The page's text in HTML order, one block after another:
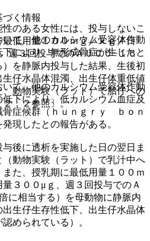
く情報
て、他のカルシウム受容体作動
により、無形成骨症が生じたと
て、他のカルシウム受容体作動
下により、低カルシウム血症及
骨症候群（ｈｕｎｇｒｙ ｂｏｎ
現したとの報告がある。
のある女性には、投与しないこ
低用量１００ｍｇ／ｋｇ／日
週３回投与でのＡＵＣ０−１６
を静脈内投与した結果、生後初
仔水晶体混濁、出生仔体重低値
動物実験（ラット）で胎仔への
．２参照〕。
後に透析を実施した日の翌日ま
動物実験（ラット）で乳汁中へ
た、授乳期に最低用量１００ｍ
３００μｇ、週３回投与でのＡ
に相当する）を母動物に静脈内
生仔生存性低下、出生仔水晶体
められている）。